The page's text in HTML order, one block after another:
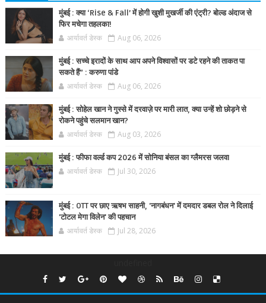
मुंबई : क्या ‘Rise & Fall’ में होगी खुशी मुखर्जी की एंट्री? बोल्ड अंदाज से
फिर मचेगा तहलका!
आर्यावर्त डेस्क Aug 06, 2026
मुंबई : सच्चे इरादों के साथ आप अपने विश्वासों पर डटे रहने की ताकत पा
सकते हैं” : करुणा पांडे
आर्यावर्त डेस्क Aug 06, 2026
मुंबई : सोहेल खान ने गुस्से में दरवाज़े पर मारी लात, क्या उन्हें शो छोड़ने से
रोकने पहुंचे सलमान खान?
आर्यावर्त डेस्क Aug 03, 2026
मुंबई : फीफा वर्ल्ड कप 2026 में सोनिया बंसल का ग्लैमरस जलवा
आर्यावर्त डेस्क Jul 30, 2026
मुंबई : OTT पर छाए ऋषभ साहनी, 'नागबंधन' में दमदार डबल रोल ने दिलाई
'टोटल मेगा विलेन' की पहचान
आर्यावर्त डेस्क Jul 28, 2026